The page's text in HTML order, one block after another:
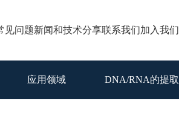
见问题新闻和技术分享联系我们加入我们
应用领域 DNA/RNA的提取